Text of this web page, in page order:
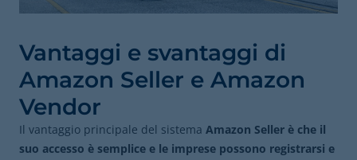
Vantaggi e svantaggi di
Amazon Seller e Amazon
Vendor
Il vantaggio principale del sistema Amazon Seller è che il
suo accesso è semplice e le imprese possono registrarsi e